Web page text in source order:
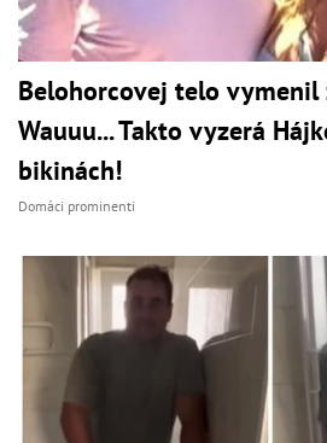
Belohorcovej telo vymenil
Wauuu... Takto vyzerá
bikinách!
Domáci prominenti